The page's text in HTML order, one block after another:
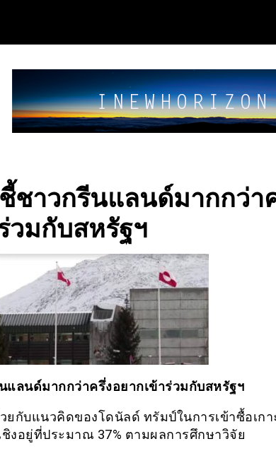
ชาวกรีนแลนด์มากกว่า
วมกับสหรัฐฯ
แลนด์มากกว่าครึ่งอยากเข้าร่วมกับสหรัฐฯ
ยกับแนวคิดของโดนัลด์ ทรัมป์ในการเข้าซื้อเกา
ชิงอยู่ที่ประมาณ 37% ตามผลการศึกษาวิจัย